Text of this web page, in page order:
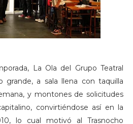
La Ola del Grupo Teatral
grande, a sala llena con taquilla
y montones de solicitudes
convirtiéndose así en la
lo cual motivó al Trasnocho